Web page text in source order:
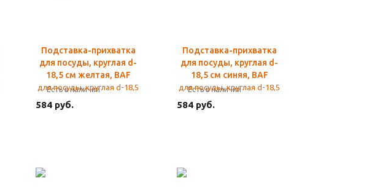
Подставка-прихватка
для посуды, круглая d-
18,5 см желтая, BAF
Есть в наличии
584 руб.
Подставка-прихватка
для посуды, круглая d-
18,5 см синяя, BAF
Есть в наличии
584 руб.